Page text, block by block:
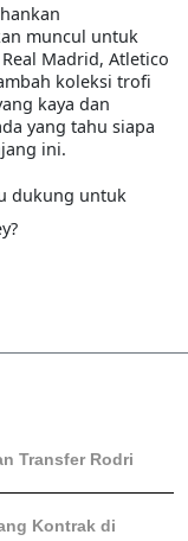
muncul untuk
Madrid, Atletico
koleksi trofi
kaya dan
yang tahu siapa
ini.
dukung untuk
Transfer Rodri
Kontrak di